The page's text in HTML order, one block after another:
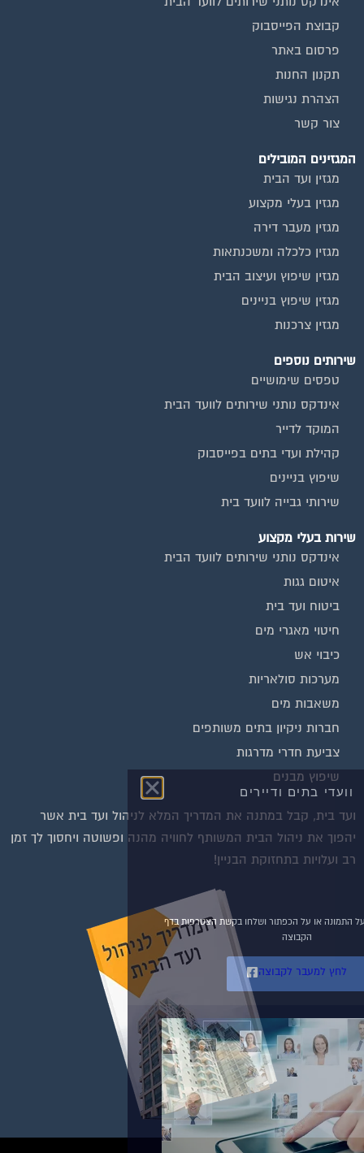
קבוצת הפייסבוק
פרסום באתר
תקנון החנות
הצהרת נגישות
צור קשר
המגזינים המובילים
מגזין ועד הבית
מגזין בעלי מקצוע
מגזין מעבר דירה
מגזין כלכלה ומשכנתאות
מגזין שיפוץ ועיצוב הבית
מגזין שיפוץ בניינים
מגזין צרכנות
שירותים נוספים
טפסים שימושיים
אינדקס נותני שירותים לוועד הבית
המוקד לדייר
קהילת ועדי בתים בפייסבוק
שיפוץ בניינים
שירותי גבייה לוועד בית
שירות בעלי מקצוע
אינדקס נותני שירותים לוועד הבית
איטום גגות
ביטוח ועד בית
חיטוי מאגרי מים
כיבוי אש
מערכות סולאריות
משאבות מים
חברות ניקיון בתים משותפים
צביעת חדרי מדרגות
שיפוץ מבנים
ועד בית, קבל במתנה את המדריך המלא לניהול ועד בית אשר
יהפוך את ניהול הבית המשותף לחוויה מהנה ופשוטה ויחסוך לך זמן
רב ועלויות בתחזוקת הבניין!
וועדי בתים ודיירים
הצטרפו עכשיו לקבוצת
הפייסבוק הגדולה בישראל
הנותנת מענה לבעיות
הדיור בבית המשותף!!!
להצטרפות לחצו על התמונה או על הכפתור ושלחו בקשת הצטרפות בדף
הקבוצה
לחץ למעבר לקבוצה